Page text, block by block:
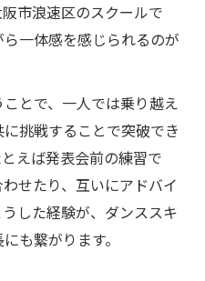
市浪速区のスクールで
一体感を感じられるのが
とで、一人では乗り越え
挑戦することで突破でき
えば発表会前の練習で
せたり、互いにアドバイ
した経験が、ダンススキ
も繋がります。